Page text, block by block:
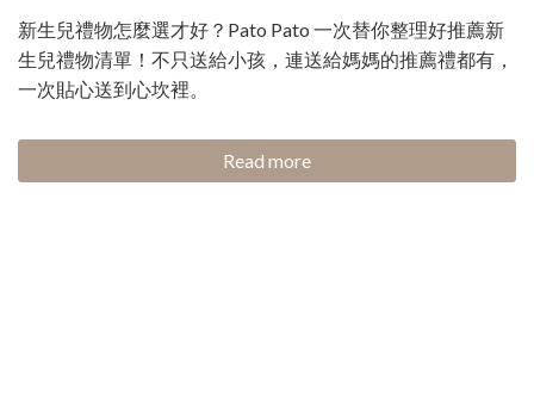
新生兒禮物怎麼選才好？Pato Pato 一次替你整理好推薦新
生兒禮物清單！不只送給小孩，連送給媽媽的推薦禮都有，
一次貼心送到心坎裡。
Read more